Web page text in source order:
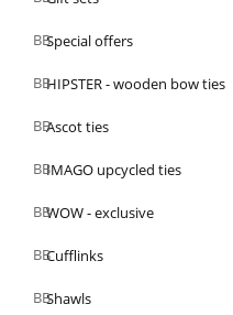
Special offers
HIPSTER - wooden bow ties
Ascot ties
IMAGO upcycled ties
WOW - exclusive
Cufflinks
Shawls